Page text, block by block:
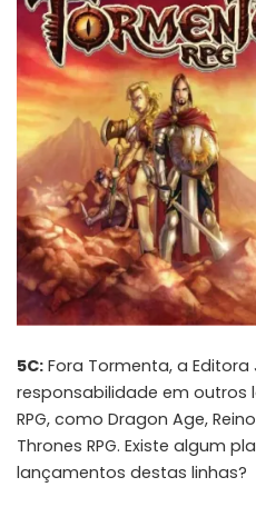
5C: Fora Tormenta, a
responsabilidade em
RPG, como Dragon Age,
Thrones RPG. Existe algum
lançamentos destas linhas?